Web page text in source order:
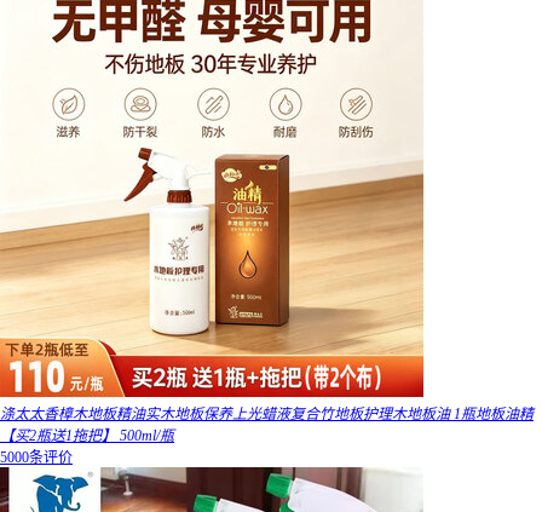
涤太太香樟木地板精油实木地板保养上光蜡液复合竹地板护理木地板油 1瓶地板油精
【买2瓶送1拖把】 500ml/瓶
5000条评价